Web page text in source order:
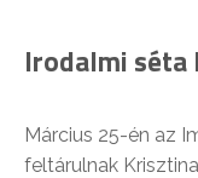
Irodalmi séta
Március 25-én az
feltárulnak